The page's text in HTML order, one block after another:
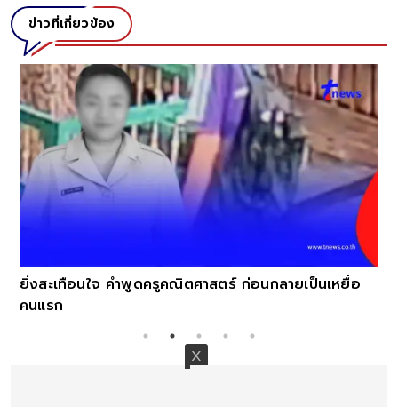
ข่าวที่เกี่ยวข้อง
ยิ่งสะเทือนใจ คำพูดครูคณิตศาสตร์ ก่อนกลายเป็นเหยื่อ
คนแรก